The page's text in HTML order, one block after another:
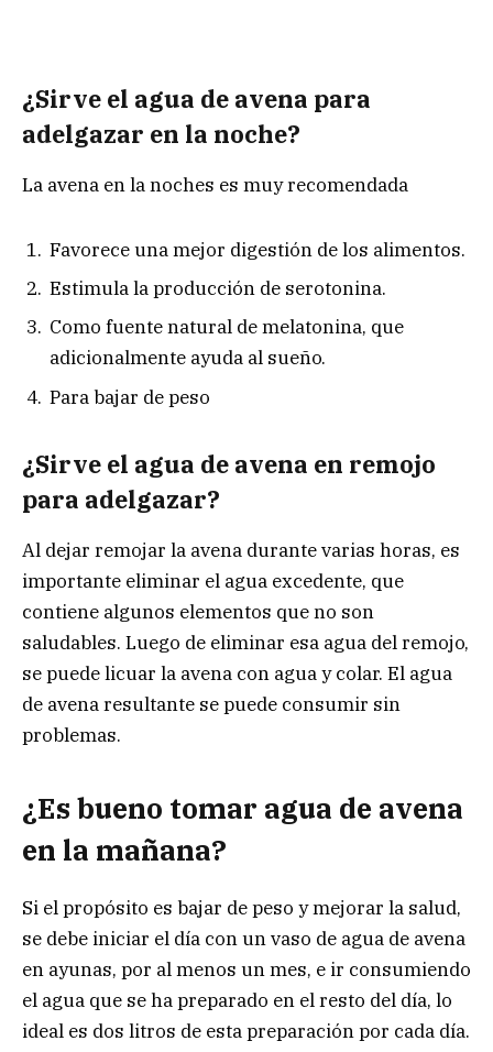
¿Sirve el agua de avena para
adelgazar en la noche?
La avena en la noches es muy recomendada
Favorece una mejor digestión de los alimentos.
Estimula la producción de serotonina.
Como fuente natural de melatonina, que
adicionalmente ayuda al sueño.
Para bajar de peso
¿Sirve el agua de avena en remojo
para adelgazar?
Al dejar remojar la avena durante varias horas, es
importante eliminar el agua excedente, que
contiene algunos elementos que no son
saludables. Luego de eliminar esa agua del remojo,
se puede licuar la avena con agua y colar. El agua
de avena resultante se puede consumir sin
problemas.
¿Es bueno tomar agua de avena
en la mañana?
Si el propósito es bajar de peso y mejorar la salud,
se debe iniciar el día con un vaso de agua de avena
en ayunas, por al menos un mes, e ir consumiendo
el agua que se ha preparado en el resto del día, lo
ideal es dos litros de esta preparación por cada día.